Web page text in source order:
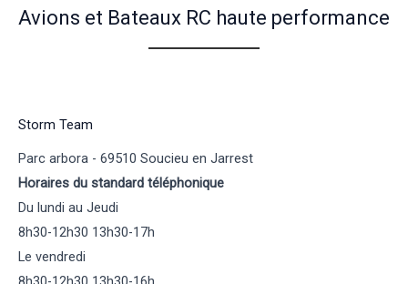
Avions et Bateaux RC haute performance
Storm Team
Parc arbora - 69510 Soucieu en Jarrest
Horaires du standard téléphonique
Du lundi au Jeudi
8h30-12h30 13h30-17h
Le vendredi